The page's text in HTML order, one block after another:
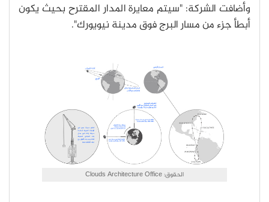
وأضافت الشركة: "سيتم معايرة المدار المقترح بحيث يكون
أبطأ جزء من مسار البرج فوق مدينة نيويورك".
الحقوق: Clouds Architecture Office